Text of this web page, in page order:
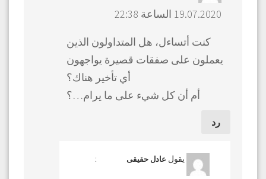
19.07.2020 الساعة 22:38
كنت أتساءل، هل المتداولون الذين
يعملون على صفقات قصيرة يواجهون
أي تأخير هناك؟
أم أن كل شيء على ما يرام…؟
رد
يقول عادل حقیقی :